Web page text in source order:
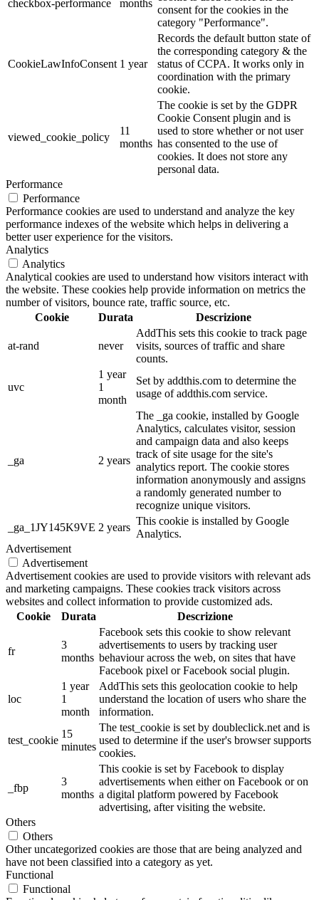
checkbox-performance
months
consent for the cookies in the
category "Performance".
CookieLawInfoConsent 1 year
Records the default button state of
the corresponding category & the
status of CCPA. It works only in
coordination with the primary
cookie.
viewed_cookie_policy
11
months
The cookie is set by the GDPR
Cookie Consent plugin and is
used to store whether or not user
has consented to the use of
cookies. It does not store any
personal data.
Performance
Performance
Performance cookies are used to understand and analyze the key
performance indexes of the website which helps in delivering a
better user experience for the visitors.
Analytics
Analytics
Analytical cookies are used to understand how visitors interact with
the website. These cookies help provide information on metrics the
number of visitors, bounce rate, traffic source, etc.
Cookie
Durata Descrizione
at-rand never
AddThis sets this cookie to track page
visits, sources of traffic and share
counts.
uvc
1 year
1
month
Set by addthis.com to determine the
usage of addthis.com service.
_ga 2 years
The _ga cookie, installed by Google
Analytics, calculates visitor, session
and campaign data and also keeps
track of site usage for the site's
analytics report. The cookie stores
information anonymously and assigns
a randomly generated number to
recognize unique visitors.
_ga_1JY145K9VE 2 years
This cookie is installed by Google
Analytics.
Advertisement
Advertisement
Advertisement cookies are used to provide visitors with relevant ads
and marketing campaigns. These cookies track visitors across
websites and collect information to provide customized ads.
Cookie
Durata Descrizione
fr
3
months
Facebook sets this cookie to show relevant
advertisements to users by tracking user
behaviour across the web, on sites that have
Facebook pixel or Facebook social plugin.
loc
1 year
1
month
AddThis sets this geolocation cookie to help
understand the location of users who share the
information.
test_cookie
15
minutes
The test_cookie is set by doubleclick.net and is
used to determine if the user's browser supports
cookies.
_fbp
3
months
This cookie is set by Facebook to display
advertisements when either on Facebook or on
a digital platform powered by Facebook
advertising, after visiting the website.
Others
Others
Other uncategorized cookies are those that are being analyzed and
have not been classified into a category as yet.
Functional
Functional